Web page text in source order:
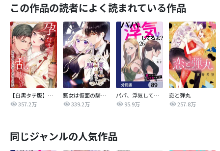
この作品の読者によく読まれている作品
【白黒タテ版】孕むまで乱れいけ～身代わり花嫁と軍服の猛愛
357.2万
悪女は仮面の騎士に騙されない
339.2万
パパ、浮気してるよ？娘と二人でクズ夫を捨てます【分冊版】
95.9万
恋と弾丸
257.8万
同じジャンルの人気作品